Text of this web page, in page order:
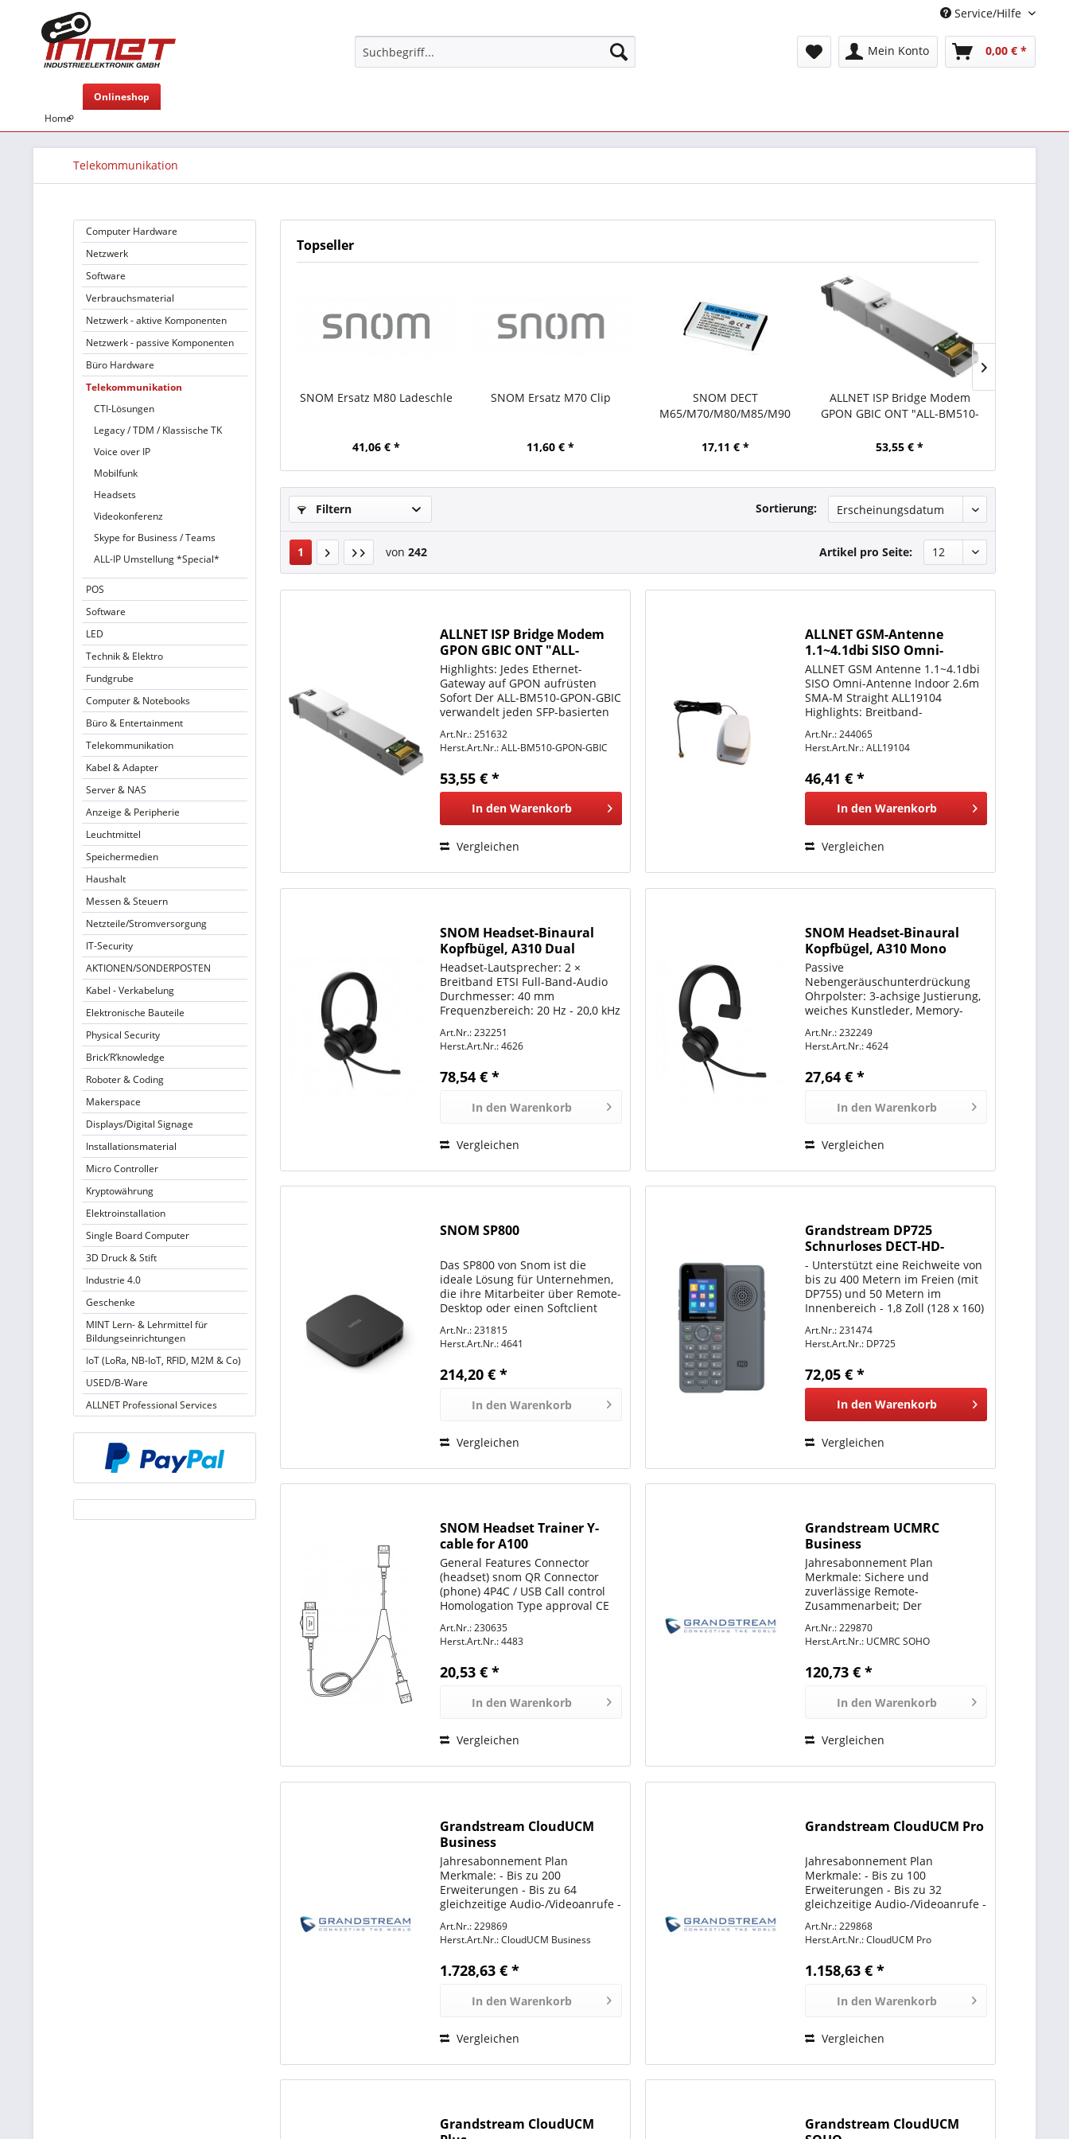
Service/Hilfe
Mein Konto 0,00 € *
Home
Onlineshop
Telekommunikation
Computer Hardware
Netzwerk
Software
Verbrauchsmaterial
Netzwerk - aktive Komponenten
Netzwerk - passive Komponenten
Büro Hardware
Telekommunikation
CTI-Lösungen
Legacy / TDM / Klassische TK
Voice over IP
Mobilfunk
Headsets
Videokonferenz
Skype for Business / Teams
ALL-IP Umstellung *Special*
POS
Software
LED
Technik & Elektro
Fundgrube
Computer & Notebooks
Büro & Entertainment
Telekommunikation
Kabel & Adapter
Server & NAS
Anzeige & Peripherie
Leuchtmittel
Speichermedien
Haushalt
Messen & Steuern
Netzteile/Stromversorgung
IT-Security
AKTIONEN/SONDERPOSTEN
Kabel - Verkabelung
Elektronische Bauteile
Physical Security
Brick’R’knowledge
Roboter & Coding
Makerspace
Displays/Digital Signage
Installationsmaterial
Micro Controller
Kryptowährung
Elektroinstallation
Single Board Computer
3D Druck & Stift
Industrie 4.0
Geschenke
MINT Lern- & Lehrmittel für
Bildungseinrichtungen
IoT (LoRa, NB-IoT, RFID, M2M & Co)
USED/B-Ware
ALLNET Professional Services
Topseller
SNOM Ersatz M80 Ladeschle
41,06 € *
SNOM Ersatz M70 Clip
11,60 € *
SNOM DECT
M65/M70/M80/M85/M90
17,11 € *
ALLNET ISP Bridge Modem
GPON GBIC ONT "ALL-BM510-
53,55 € *
Filtern Sortierung:
1 von 242 Artikel pro Seite:
ALLNET ISP Bridge Modem
GPON GBIC ONT "ALL-
BM510-GPON-GBIC"
Highlights: Jedes Ethernet-
Gateway auf GPON aufrüsten
Sofort Der ALL-BM510-GPON-GBIC
verwandelt jeden SFP-basierten
einen vollwertigen GPON-ONT
und ermöglicht eine schnelle
Glasfasereinführung ohne...
Art.Nr.: 251632
Herst.Art.Nr.:ALL-BM510-GPON-GBIC
53,55 € *
In den Warenkorb
Vergleichen
ALLNET GSM-Antenne
1.1~4.1dbi SISO Omni-
Antenna Indoor 2,6m SMA-
M Gerade ALL19104
ALLNET GSM Antenne 1.1~4.1dbi
SISO Omni-Antenne Indoor 2.6m
SMA-M Straight ALL19104
Highlights: Breitband-
GSM / WiFi / ISM Anwendungen
Hybrid Linear Polarisation Multi-
Bänder 694-960MHz, 1450-
2690MHz,...
Art.Nr.: 244065
Herst.Art.Nr.:ALL19104
46,41 € *
In den Warenkorb
Vergleichen
SNOM Headset-Binaural
Kopfbügel, A310 Dual
Headset-Lautsprecher: 2 ×
Breitband ETSI Full-Band-Audio
Durchmesser: 40 mm
Frequenzbereich: 20 Hz - 20,0 kHz
Nebengeräuschunterdrückung
Frequenzbereich: 100 Hz - 10,0
Art.Nr.: 232251
Herst.Art.Nr.:4626
78,54 € *
In den Warenkorb
Vergleichen
SNOM Headset-Binaural
Kopfbügel, A310 Mono
Passive
Nebengeräuschunterdrückung
Ohrpolster: 3-achsige Justierung,
weiches Kunstleder, Memory-
Anwendung entwickelt,
austauschbar Stirnband:
Komfort 35 mm einstellbare...
Art.Nr.: 232249
Herst.Art.Nr.:4624
27,64 € *
In den Warenkorb
Vergleichen
SNOM SP800
Das SP800 von Snom ist die
ideale Lösung für Unternehmen,
die ihre Mitarbeiter über Remote-
Desktop oder einen Softclient
möchten, aber nicht auf ein
perfektes Audio verzichten
wollen. Ausgestattet mit den...
Art.Nr.: 231815
Herst.Art.Nr.:4641
214,20 € *
In den Warenkorb
Vergleichen
Grandstream DP725
Schnurloses DECT-HD-
Mobilteil
- Unterstützt eine Reichweite von
bis zu 400 Metern im Freien (mit
DP755) und 50 Metern im
Innenbereich - 1,8 Zoll (128 x 160)
programmierbaren Softkeys -
Bietet 50 Stunden Gesprächszeit
und 500 Stunden Standby-Zeit -...
Art.Nr.: 231474
Herst.Art.Nr.: DP725
72,05 € *
In den Warenkorb
Vergleichen
SNOM Headset Trainer Y-
cable for A100
General Features Connector
(headset) snom QR Connector
(phone) 4P4C / USB Call control
Homologation Type approval CE
Art.Nr.: 230635
Herst.Art.Nr.:4483
20,53 € *
In den Warenkorb
Vergleichen
Grandstream UCMRC
Business
Jahresabonnement Plan
Merkmale: Sichere und
zuverlässige Remote-
Zusammenarbeit; Der
Traversal-Service läuft auf AWS
mit einer Zuverlässigkeit von 99
% Produktive Meetings, Anrufe
und Konferenzen mit der...
Art.Nr.: 229870
Herst.Art.Nr.: UCMRC SOHO
120,73 € *
In den Warenkorb
Vergleichen
Grandstream CloudUCM
Business
Jahresabonnement Plan
Merkmale: - Bis zu 200
Erweiterungen - Bis zu 64
gleichzeitige Audio-/Videoanrufe -
Softphone App für Desktop,
Mobile & Web - Eingebauter SBC -
Kundenservice...
Art.Nr.: 229869
Herst.Art.Nr.:CloudUCM Business
1.728,63 € *
In den Warenkorb
Vergleichen
Grandstream CloudUCM Pro
Jahresabonnement Plan
Merkmale: - Bis zu 100
Erweiterungen - Bis zu 32
gleichzeitige Audio-/Videoanrufe -
Softphone App für Desktop,
Mobile & Web - Eingebauter SBC -
Kundenservice...
Art.Nr.: 229868
Herst.Art.Nr.:CloudUCM Pro
1.158,63 € *
In den Warenkorb
Vergleichen
Grandstream CloudUCM
Grandstream CloudUCM